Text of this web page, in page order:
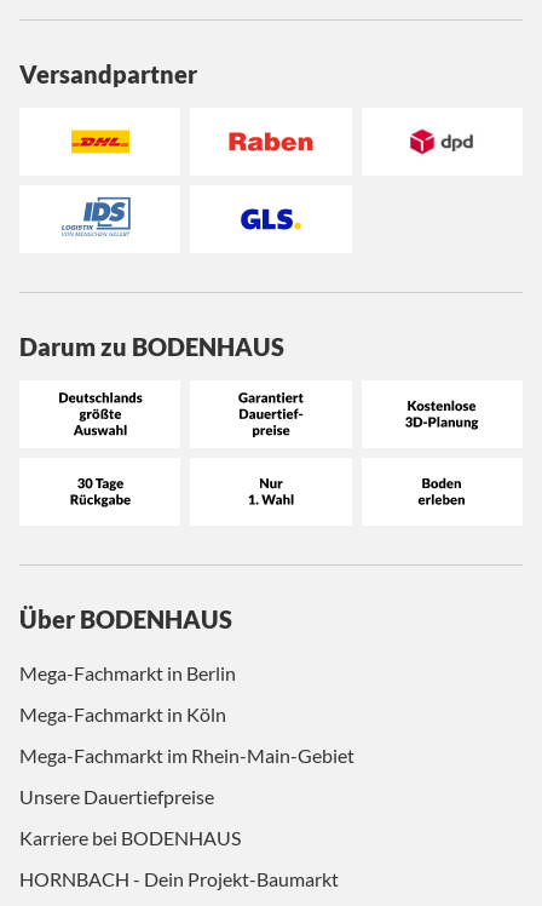
Versandpartner
Darum zu BODENHAUS
Über BODENHAUS
Mega-Fachmarkt in Berlin
Mega-Fachmarkt in Köln
Mega-Fachmarkt im Rhein-Main-Gebiet
Unsere Dauertiefpreise
Karriere bei BODENHAUS
HORNBACH - Dein Projekt-Baumarkt